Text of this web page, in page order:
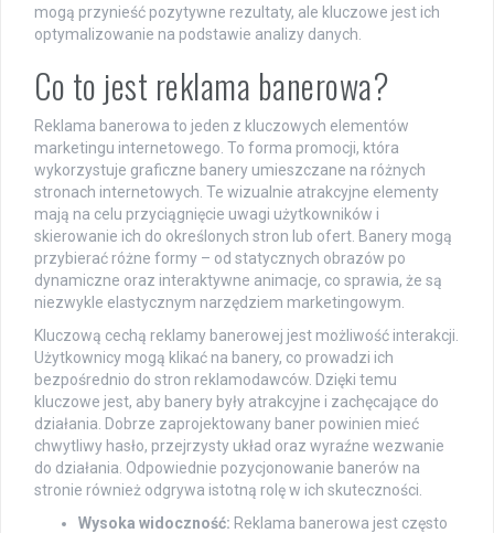
mogą przynieść pozytywne rezultaty, ale kluczowe jest ich
optymalizowanie na podstawie analizy danych.
Co to jest reklama banerowa?
Reklama banerowa to jeden z kluczowych elementów
marketingu internetowego. To forma promocji, która
wykorzystuje graficzne banery umieszczane na różnych
stronach internetowych. Te wizualnie atrakcyjne elementy
mają na celu przyciągnięcie uwagi użytkowników i
skierowanie ich do określonych stron lub ofert. Banery mogą
przybierać różne formy – od statycznych obrazów po
dynamiczne oraz interaktywne animacje, co sprawia, że są
niezwykle elastycznym narzędziem marketingowym.
Kluczową cechą reklamy banerowej jest możliwość interakcji.
Użytkownicy mogą klikać na banery, co prowadzi ich
bezpośrednio do stron reklamodawców. Dzięki temu
kluczowe jest, aby banery były atrakcyjne i zachęcające do
działania. Dobrze zaprojektowany baner powinien mieć
chwytliwy hasło, przejrzysty układ oraz wyraźne wezwanie
do działania. Odpowiednie pozycjonowanie banerów na
stronie również odgrywa istotną rolę w ich skuteczności.
Wysoka widoczność: Reklama banerowa jest często